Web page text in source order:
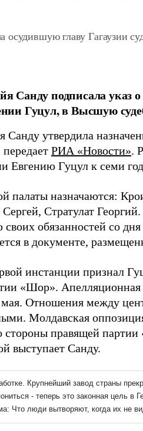
осудившую главу Гагаузии
Санду подписала указ
Гуцул, в Высшую
утвердила
РИА «Новости».
Евгению Гуцул к семи
палаты назначаются:
Стратулат
обязанностей со
в документе,
инстанции признал
«Шор». Апелляционная
мая. Отношения между
Молдавская
правящей партии
выступает Санду.